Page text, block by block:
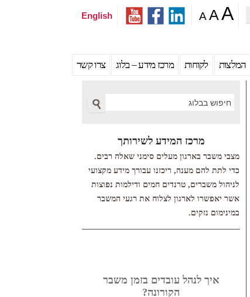
English A AA
המלצות לקוחות מרכז מידע – בלוג צרו קשר
Search
מרכז המידע לשירותך
מצבי משבר בארגון מעלים סימני שאלה רבים.
כדי לתת להם מענה, ריכזנו עבורך מידע מקצועי
לניהול משברים, טרנדים חמים ודילמות נפוצות
אשר יאפשרו לארגון לצלוח את רגעי המשבר
במינימום נזקים.